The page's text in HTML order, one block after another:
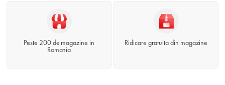
Peste 200 de magazine in
Romania
Ridicare gratuita din magazine